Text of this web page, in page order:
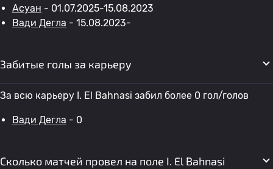
Асуан - 01.07.2025-15.08.2023
Вади Дегла - 15.08.2023-
Забитые голы за карьеру
За всю карьеру I. El Bahnasi забил более 0 гол/голов
Вади Дегла - 0
Сколько матчей провел на поле I. El Bahnasi